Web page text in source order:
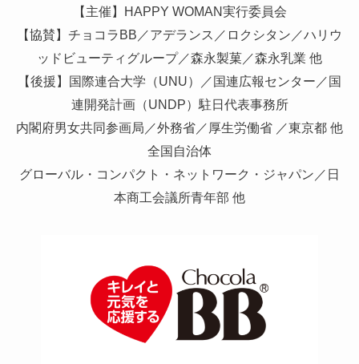
【主催】HAPPY WOMAN実行委員会
【協賛】チョコラBB／アデランス／ロクシタン／ハリウ
ッドビューティグループ／森永製菓／森永乳業 他
【後援】国際連合大学（UNU）／国連広報センター／国
連開発計画（UNDP）駐日代表事務所
内閣府男女共同参画局／外務省／厚生労働省 ／東京都 他
全国自治体
グローバル・コンパクト・ネットワーク・ジャパン／日
本商工会議所青年部 他